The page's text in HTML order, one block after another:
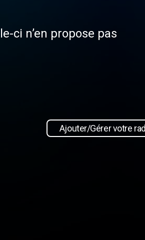
ci n’en propose pas
Ajouter/Gérer votre